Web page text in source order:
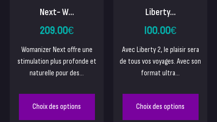
Next- W...
209.00€
Womanizer Next offre une
stimulation plus profonde et
naturelle pour des...
Choix des options
Liberty...
100.00€
Avec Liberty 2, le plaisir sera
de tous vos voyages. Avec son
format ultra...
Choix des options